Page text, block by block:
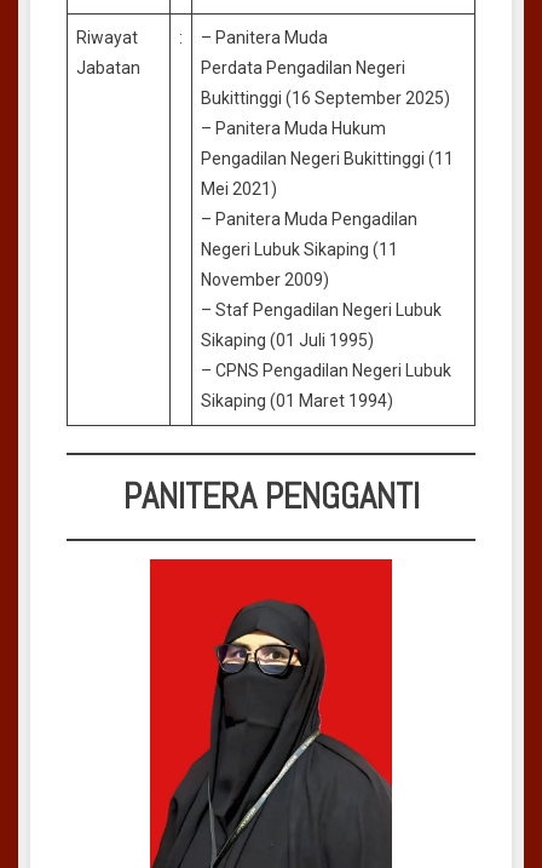
Riwayat
Jabatan
:
– Panitera Muda
Perdata Pengadilan Negeri
Bukittinggi (16 September 2025)
– Panitera Muda Hukum
Pengadilan Negeri Bukittinggi (11
Mei 2021)
– Panitera Muda Pengadilan
Negeri Lubuk Sikaping (11
November 2009)
– Staf Pengadilan Negeri Lubuk
Sikaping (01 Juli 1995)
– CPNS Pengadilan Negeri Lubuk
Sikaping (01 Maret 1994)
PANITERA PENGGANTI